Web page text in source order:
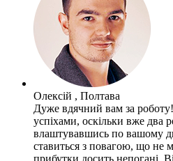
Олексій , Полтава
Дуже вдячний вам за
успіхами, оскільки вже два
влаштувавшись по вашому
ставиться з повагою, що не